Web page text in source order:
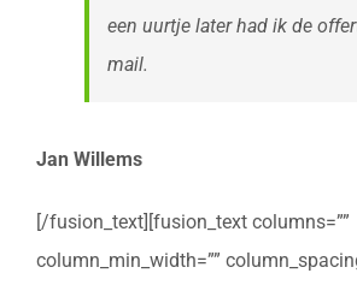
een uurtje later had ik de
mail.
Jan Willems
[/fusion_text][fusion_text columns=””
column_min_width=””